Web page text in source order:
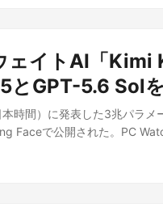
競争構図が、今後日本企業
る価値がある。 出典: この
明 の内容をもとに、筆者の
くても慌てる必要はない」と
事前に「設定 > Personal
体は必須ではなく、使わな
ンはいずれも無料プランと
る。乗り換えの障壁は言語仕
のImport Memory機能はそ
て初めて動く「受け身型」
をバックグラウンドで継続
方は幅広い。フライトやホテ
備」、毎週金曜朝に近隣イ
くり」、毎月1日にGmail内
する「家計の見直し」など
ェイトAI「Kimi
とGPT-5.6 Sol
時間）に発表した3兆パラメ
Faceで公開された。PC
。フロンティア級と呼べる性